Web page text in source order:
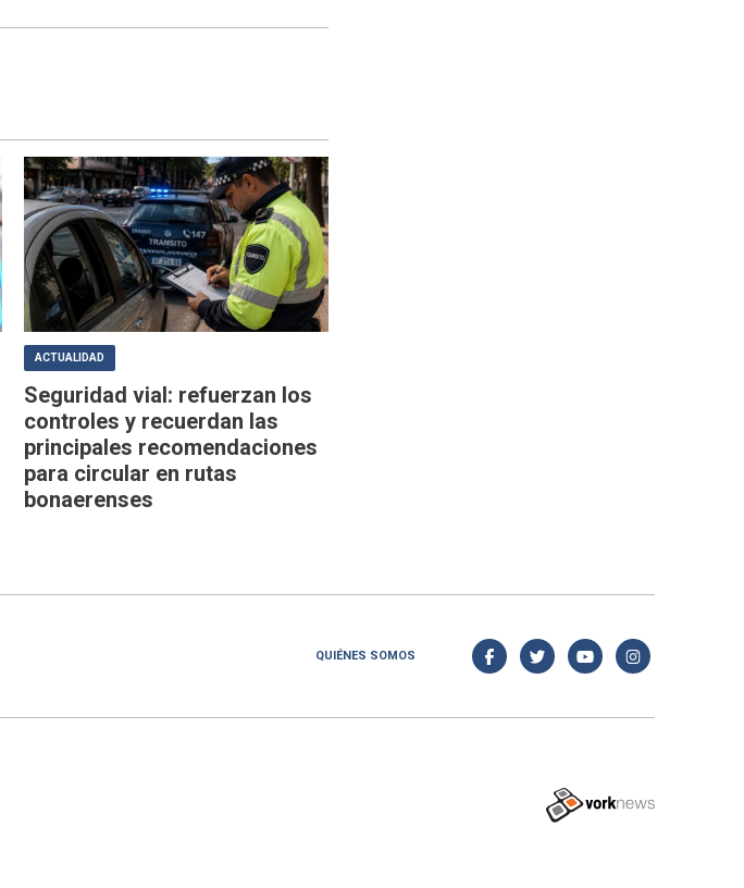
ACTUALIDAD
Seguridad vial: refuerzan los
controles y recuerdan las
principales recomendaciones
para circular en rutas
bonaerenses
QUIÉNES SOMOS